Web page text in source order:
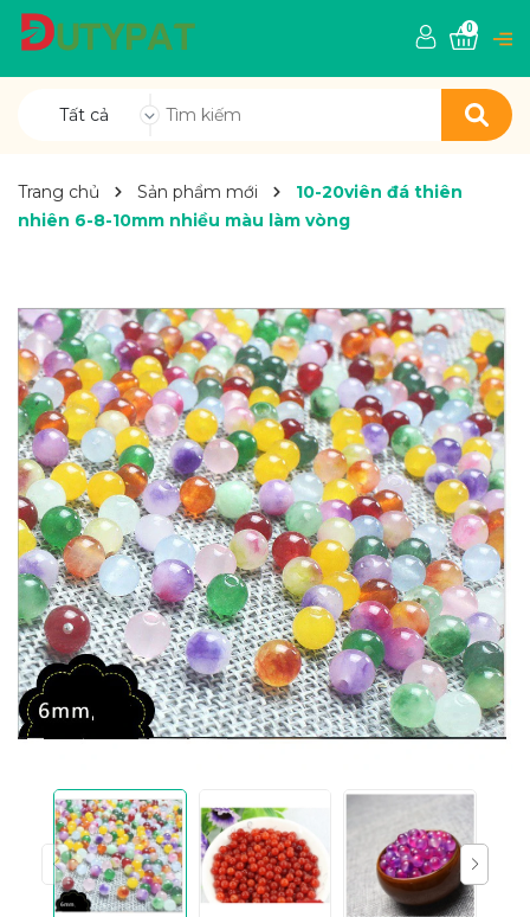
Tất cả
0
Trang chủ Sản phẩm mới
10-20viên đá thiên
nhiên 6-8-10mm nhiều màu làm vòng